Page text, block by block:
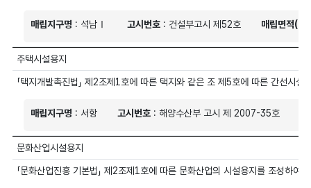
매립지구명 : 석남Ⅰ 고시번호 : 건설부고시 제52호 매립면적(㎡)
주택시설용지
「택지개발촉진법」 제2조제1호에 따른 택지와 같은 조 제5호에 따른 간선시
매립지구명 : 서항 고시번호 : 해양수산부 고시 제 2007-35호
문화산업시설용지
「문화산업진흥 기본법」 제2조제1호에 따른 문화산업의 시설용지를 조성하여